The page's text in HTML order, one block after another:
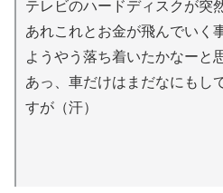
テレビのハードディスクが突
あれこれとお金が飛んでいく
ようやう落ち着いたかなーと
あっ、車だけはまだなにもし
すが（汗）